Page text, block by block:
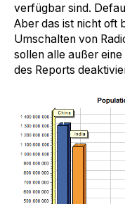
verfügbar sind.
Aber das ist nicht oft
Umschalten von
sollen alle außer
des Reports